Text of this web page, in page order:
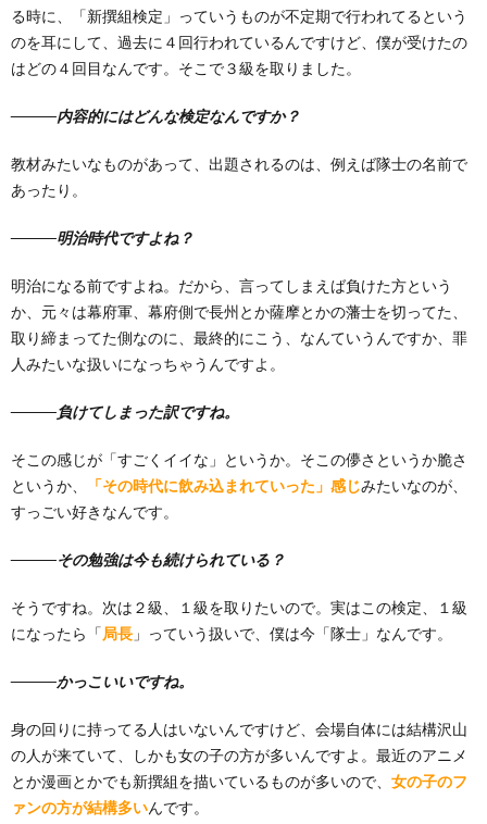
る時に、「新撰組検定」っていうものが不定期で行われてるという
のを耳にして、過去に４回行われているんですけど、僕が受けたの
はどの４回目なんです。そこで３級を取りました。
―――内容的にはどんな検定なんですか？
教材みたいなものがあって、出題されるのは、例えば隊士の名前で
あったり。
―――明治時代ですよね？
明治になる前ですよね。だから、言ってしまえば負けた方という
か、元々は幕府軍、幕府側で長州とか薩摩とかの藩士を切ってた、
取り締まってた側なのに、最終的にこう、なんていうんですか、罪
人みたいな扱いになっちゃうんですよ。
―――負けてしまった訳ですね。
そこの感じが「すごくイイな」というか。そこの儚さというか脆さ
というか、
「その時代に飲み込まれていった」感じみたいなのが、
すっごい好きなんです。
―――その勉強は今も続けられている？
そうですね。次は２級、１級を取りたいので。実はこの検定、１級
になったら「局長 」っていう扱いで、僕は今「隊士」なんです。
―――かっこいいですね。
身の回りに持ってる人はいないんですけど、会場自体には結構沢山
の人が来ていて、しかも女の子の方が多いんですよ。最近のアニメ
とか漫画とかでも新撰組を描いているものが多いので、 女の子のフ
ァンの方が結構多いんです。